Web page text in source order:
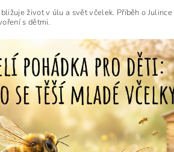
život v úlu a svět včelek. Příběh o
s dětmi.